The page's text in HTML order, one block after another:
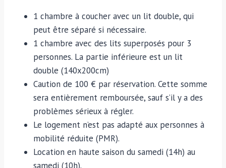
1 chambre à coucher avec un lit double, qui
peut être séparé si nécessaire.
1 chambre avec des lits superposés pour 3
personnes. La partie inférieure est un lit
double (140x200cm)
Caution de 100 € par réservation. Cette somme
sera entièrement remboursée, sauf s’il y a des
problèmes sérieux à régler.
Le logement n’est pas adapté aux personnes à
mobilité réduite (PMR).
Location en haute saison du samedi (14h) au
samedi (10h).